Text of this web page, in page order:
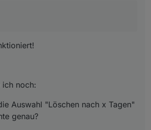
ich noch:
Auswahl "Löschen nach x Tagen"
genau?